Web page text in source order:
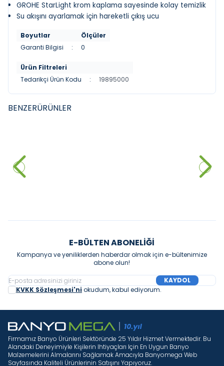
GROHE StarLight krom kaplama sayesinde kolay temizlik
Su akışını ayarlamak için hareketli çıkış ucu
Boyutlar
Ölçüler
Garanti Bilgisi
: 0
Ürün Filtreleri
Tedarikçi Ürün Kodu
: 19895000
BENZERÜRÜNLER
%40
E-BÜLTEN ABONELIĞI
Kampanya ve yeniliklerden haberdar olmak için e-bültenimize
abone olun!
KAYDOL
KVKK Sözleşmesi'ni okudum, kabul ediyorum.
Firmamız Banyo Ürünleri Sektöründe 25 Yıldır Hizmet Vermektedir. Bu
Alandaki Deneyimiyle Kişilerin Ihtiyaçları Için En Uygun Banyo
Malzemelerini Almalarını Sağlamak Amacıyla Banyomega Web
Sayfasında Kaliteli Ürünlerinin Satışını Yapıyoruz.